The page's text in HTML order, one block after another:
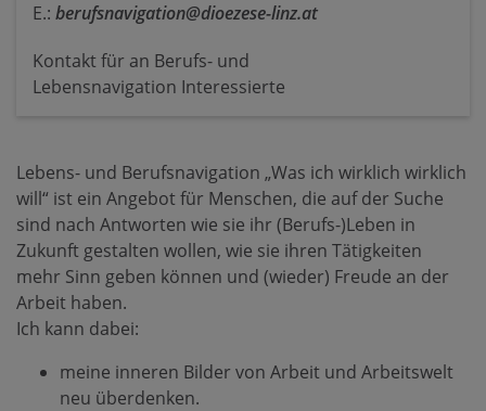
E.: berufsnavigation@dioezese-linz.at
Kontakt für an Berufs- und
Lebensnavigation Interessierte
Lebens- und Berufsnavigation „Was ich wirklich wirklich
will“ ist ein Angebot für Menschen, die auf der Suche
sind nach Antworten wie sie ihr (Berufs-)Leben in
Zukunft gestalten wollen, wie sie ihren Tätigkeiten
mehr Sinn geben können und (wieder) Freude an der
Arbeit haben.
Ich kann dabei:
meine inneren Bilder von Arbeit und Arbeitswelt
neu überdenken.